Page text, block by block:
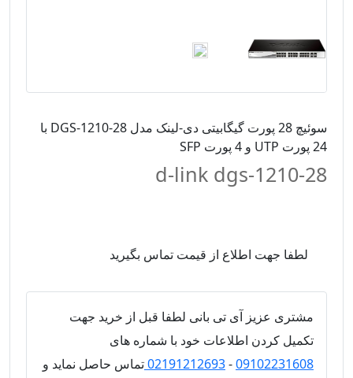
سوئیچ 28 پورت گیگابیتی دی-لینک مدل DGS-1210-28 با
24 پورت UTP و 4 پورت SFP
d-link dgs-1210-28
لطفا جهت اطلاع از قیمت تماس بگیرید
مشتری عزیز آی تی بانی لطفا قبل از خرید جهت
تکمیل کردن اطلاعات خود با شماره های
09102231608
-
02191212693تماس حاصل نماید و